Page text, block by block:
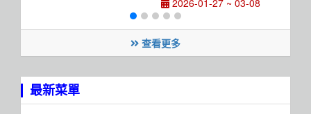
查看更多
最新菜單